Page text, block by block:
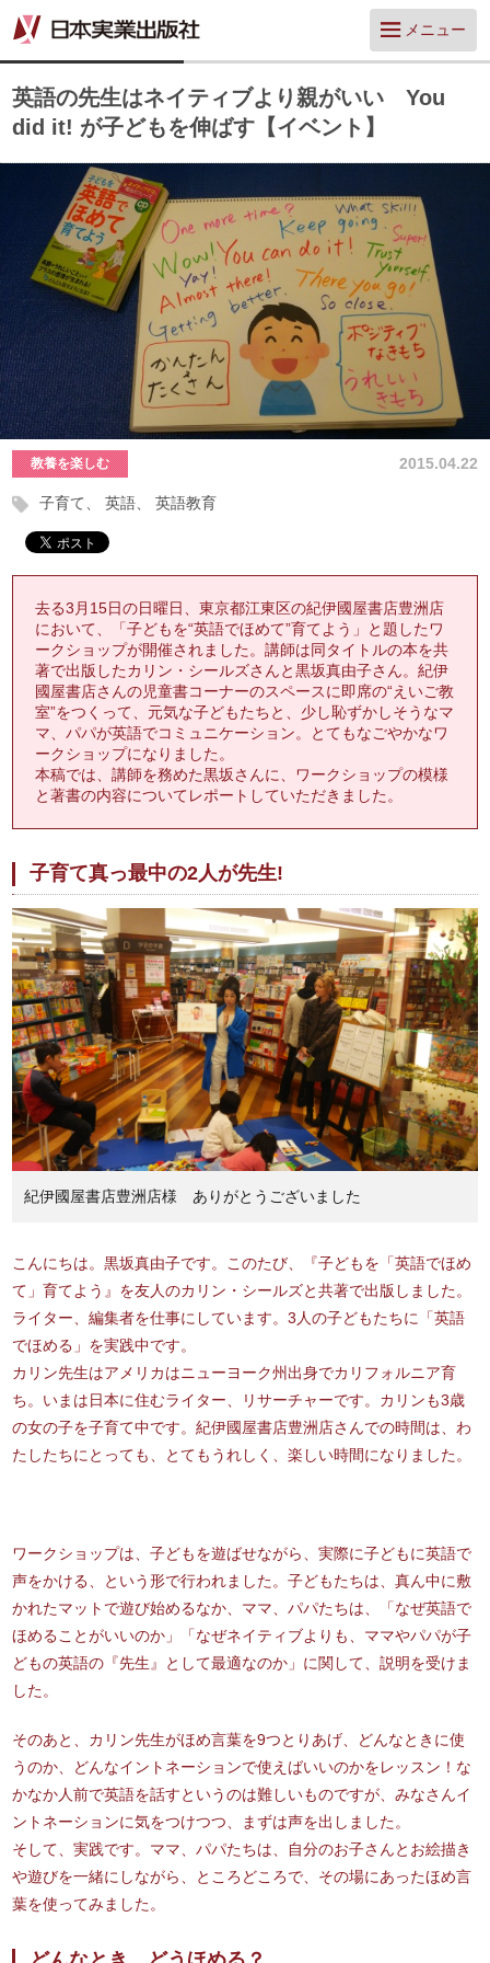
メニュー
英語の先生はネイティブより親がいい You
did it! が子どもを伸ばす【イベント】
2015.04.22
教養を楽しむ
子育て 英語 英語教育
去る3月15日の日曜日、東京都江東区の紀伊國屋書店豊洲店
において、「子どもを“英語でほめて”育てよう」と題したワ
ークショップが開催されました。講師は同タイトルの本を共
著で出版したカリン・シールズさんと黒坂真由子さん。紀伊
國屋書店さんの児童書コーナーのスペースに即席の“えいご教
室”をつくって、元気な子どもたちと、少し恥ずかしそうなマ
マ、パパが英語でコミュニケーション。とてもなごやかなワ
ークショップになりました。
本稿では、講師を務めた黒坂さんに、ワークショップの模様
と著書の内容についてレポートしていただきました。
子育て真っ最中の2人が先生!
紀伊國屋書店豊洲店様 ありがとうございました
こんにちは。黒坂真由子です。このたび、『子どもを「英語でほめ
て」育てよう』を友人のカリン・シールズと共著で出版しました。
ライター、編集者を仕事にしています。3人の子どもたちに「英語
でほめる」を実践中です。
カリン先生はアメリカはニューヨーク州出身でカリフォルニア育
ち。いまは日本に住むライター、リサーチャーです。カリンも3歳
の女の子を子育て中です。紀伊國屋書店豊洲店さんでの時間は、わ
たしたちにとっても、とてもうれしく、楽しい時間になりました。
ワークショップは、子どもを遊ばせながら、実際に子どもに英語で
声をかける、という形で行われました。子どもたちは、真ん中に敷
かれたマットで遊び始めるなか、ママ、パパたちは、「なぜ英語で
ほめることがいいのか」「なぜネイティブよりも、ママやパパが子
どもの英語の『先生』として最適なのか」に関して、説明を受けま
した。
そのあと、カリン先生がほめ言葉を9つとりあげ、どんなときに使
うのか、どんなイントネーションで使えばいいのかをレッスン！な
かなか人前で英語を話すというのは難しいものですが、みなさんイ
ントネーションに気をつけつつ、まずは声を出しました。
そして、実践です。ママ、パパたちは、自分のお子さんとお絵描き
や遊びを一緒にしながら、ところどころで、その場にあったほめ言
葉を使ってみました。